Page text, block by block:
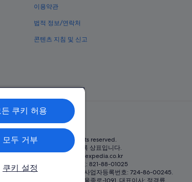
이용약관
법적 정보/연락처
콘텐츠 지침 및 신고
Group 계열사. All rights reserved.
Expedia, Inc.의 상표 또는 등록 상표입니다.
0118, 이메일: travel@support.expedia.co.kr
리아 주식회사. 사업자등록번호: 821-88-01025
시 종로구 종로5길 7(청진동). 사업자등록번호: 724-86-00245.
든 쿠키 허용
모두 거부
쿠키 설정